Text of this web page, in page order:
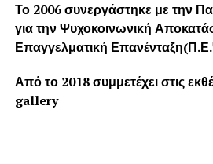
Το 2006 συνεργάστηκε με την
για την Ψυχοκοινωνική
Επαγγελματική
Από το 2018 συμμετέχει στις
gallery